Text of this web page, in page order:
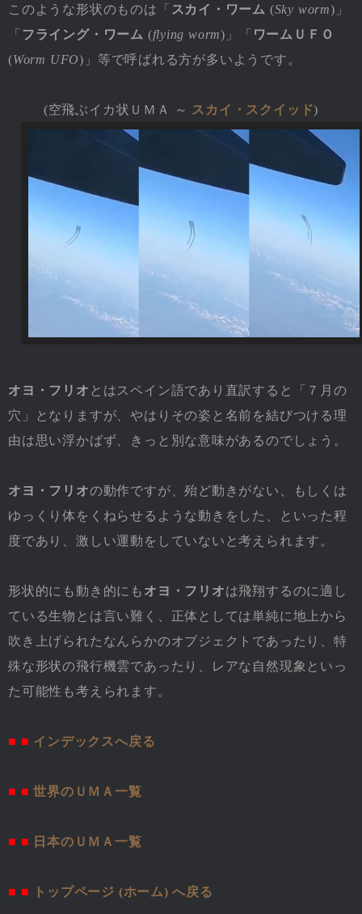
このような形状のものは「 スカイ・ワーム (Sky worm)」
「 フライング・ワーム (flying worm)」「 ワームＵＦＯ
(Worm UFO)」等で呼ばれる方が多いようです。
(空飛ぶイカ状ＵＭＡ ～ スカイ・スクイッド)
オヨ・フリオ とはスペイン語であり直訳すると「７月の
穴」となりますが、やはりその姿と名前を結びつける理
由は思い浮かばず、きっと別な意味があるのでしょう。
オヨ・フリオの動作ですが、殆ど動きがない、もしくは
ゆっくり体をくねらせるような動きをした、といった程
度であり、激しい運動をしていないと考えられます。
形状的にも動き的にも オヨ・フリオは飛翔するのに適し
ている生物とは言い難く、正体としては単純に地上から
吹き上げられたなんらかのオブジェクトであったり、特
殊な形状の飛行機雲であったり、レアな自然現象といっ
た可能性も考えられます。
■ ■ インデックスへ戻る
■ ■ 世界のＵＭＡ一覧
■ ■ 日本のＵＭＡ一覧
■ ■ トップページ (ホーム) へ戻る